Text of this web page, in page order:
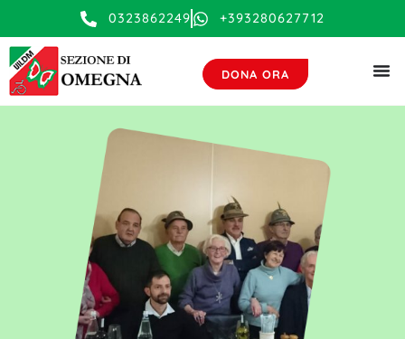
0323862249 +393280627712
DONA ORA